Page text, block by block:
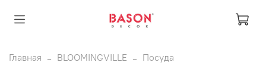
Главная BLOOMINGVILLE Посуда